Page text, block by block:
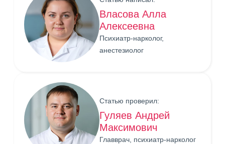
Власова Алла
Алексеевна
Психиатр-нарколог,
анестезиолог
Статью проверил:
Гуляев Андрей
Максимович
Главврач, психиатр-нарколог